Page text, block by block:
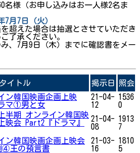
様（お申し込みはお一人様2名ま
7月7日（火）
超えた場合は抽選とさせていただき
了承ください。
、7月9日（木）までに確認書をメー
タイトル 掲示日 照会
ン韓国映画企画上映
マ①男と女
21-04-
12
1536
0
半期 オンライン韓国映
映会 Part2『ドラマ』
21-04-
08
1913
7
ン韓国映画企画上映会
④王の預言書
21-03-
16
1810
5